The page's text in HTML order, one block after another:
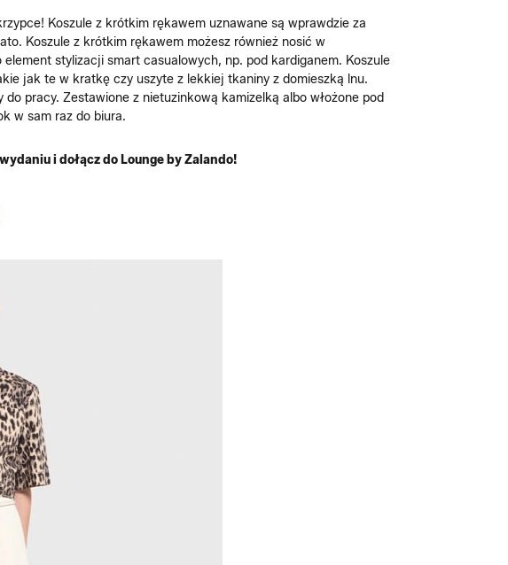
Koszule z krótkim rękawem uznawane są wprawdzie za
Koszule z krótkim rękawem możesz również nosić w
stylizacji smart casualowych, np. pod kardiganem. Koszule
jak te w kratkę czy uszyte z lekkiej tkaniny z domieszką lnu.
pracy. Zestawione z nietuzinkową kamizelką albo włożone pod
w sam raz do biura.
i dołącz do Lounge by Zalando!